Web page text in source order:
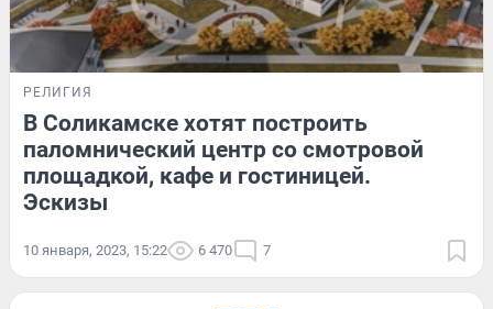
РЕЛИГИЯ
В Соликамске хотят построить
паломнический центр со смотровой
площадкой, кафе и гостиницей.
Эскизы
10 января, 2023, 15:22 6 470 7